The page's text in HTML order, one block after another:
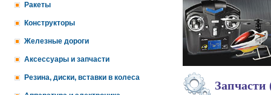
Ракеты
Конструкторы
Железные дороги
Аксессуары и запчасти
Резина, диски, вставки в колеса
Запчасти